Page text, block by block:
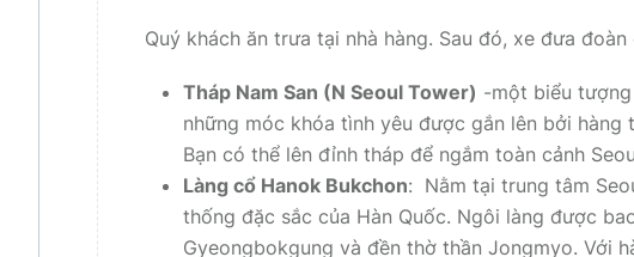
Quý khách ăn trưa tại nhà hàng. Sau đó, xe đưa
Tháp Nam San (N Seoul Tower) -một biểu
những móc khóa tình yêu được gắn lên bởi
Bạn có thể lên đỉnh tháp để ngắm toàn cảnh
Làng cổ Hanok Bukchon: Nằm tại trung tâm
thống đặc sắc của Hàn Quốc. Ngôi làng được
Gyeongbokgung và đền thờ thần Jongmyo. Với